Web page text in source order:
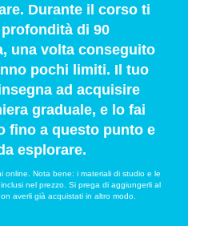
Durante il corso ti
di 90
una volta conseguito
pochi limiti. Il tuo
ad acquisire
graduale, e lo fai
fino a questo punto e
esplorare.
online. Nota bene: i materiali di studio e le
nel prezzo. Si prega di aggiungerli al
averli già acquistati in altro modo.